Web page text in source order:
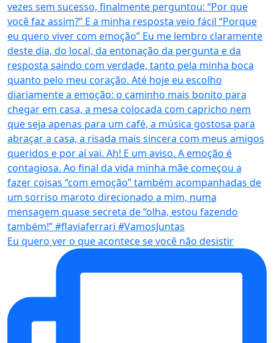
Eu quero ver o que acontece se você não desistir